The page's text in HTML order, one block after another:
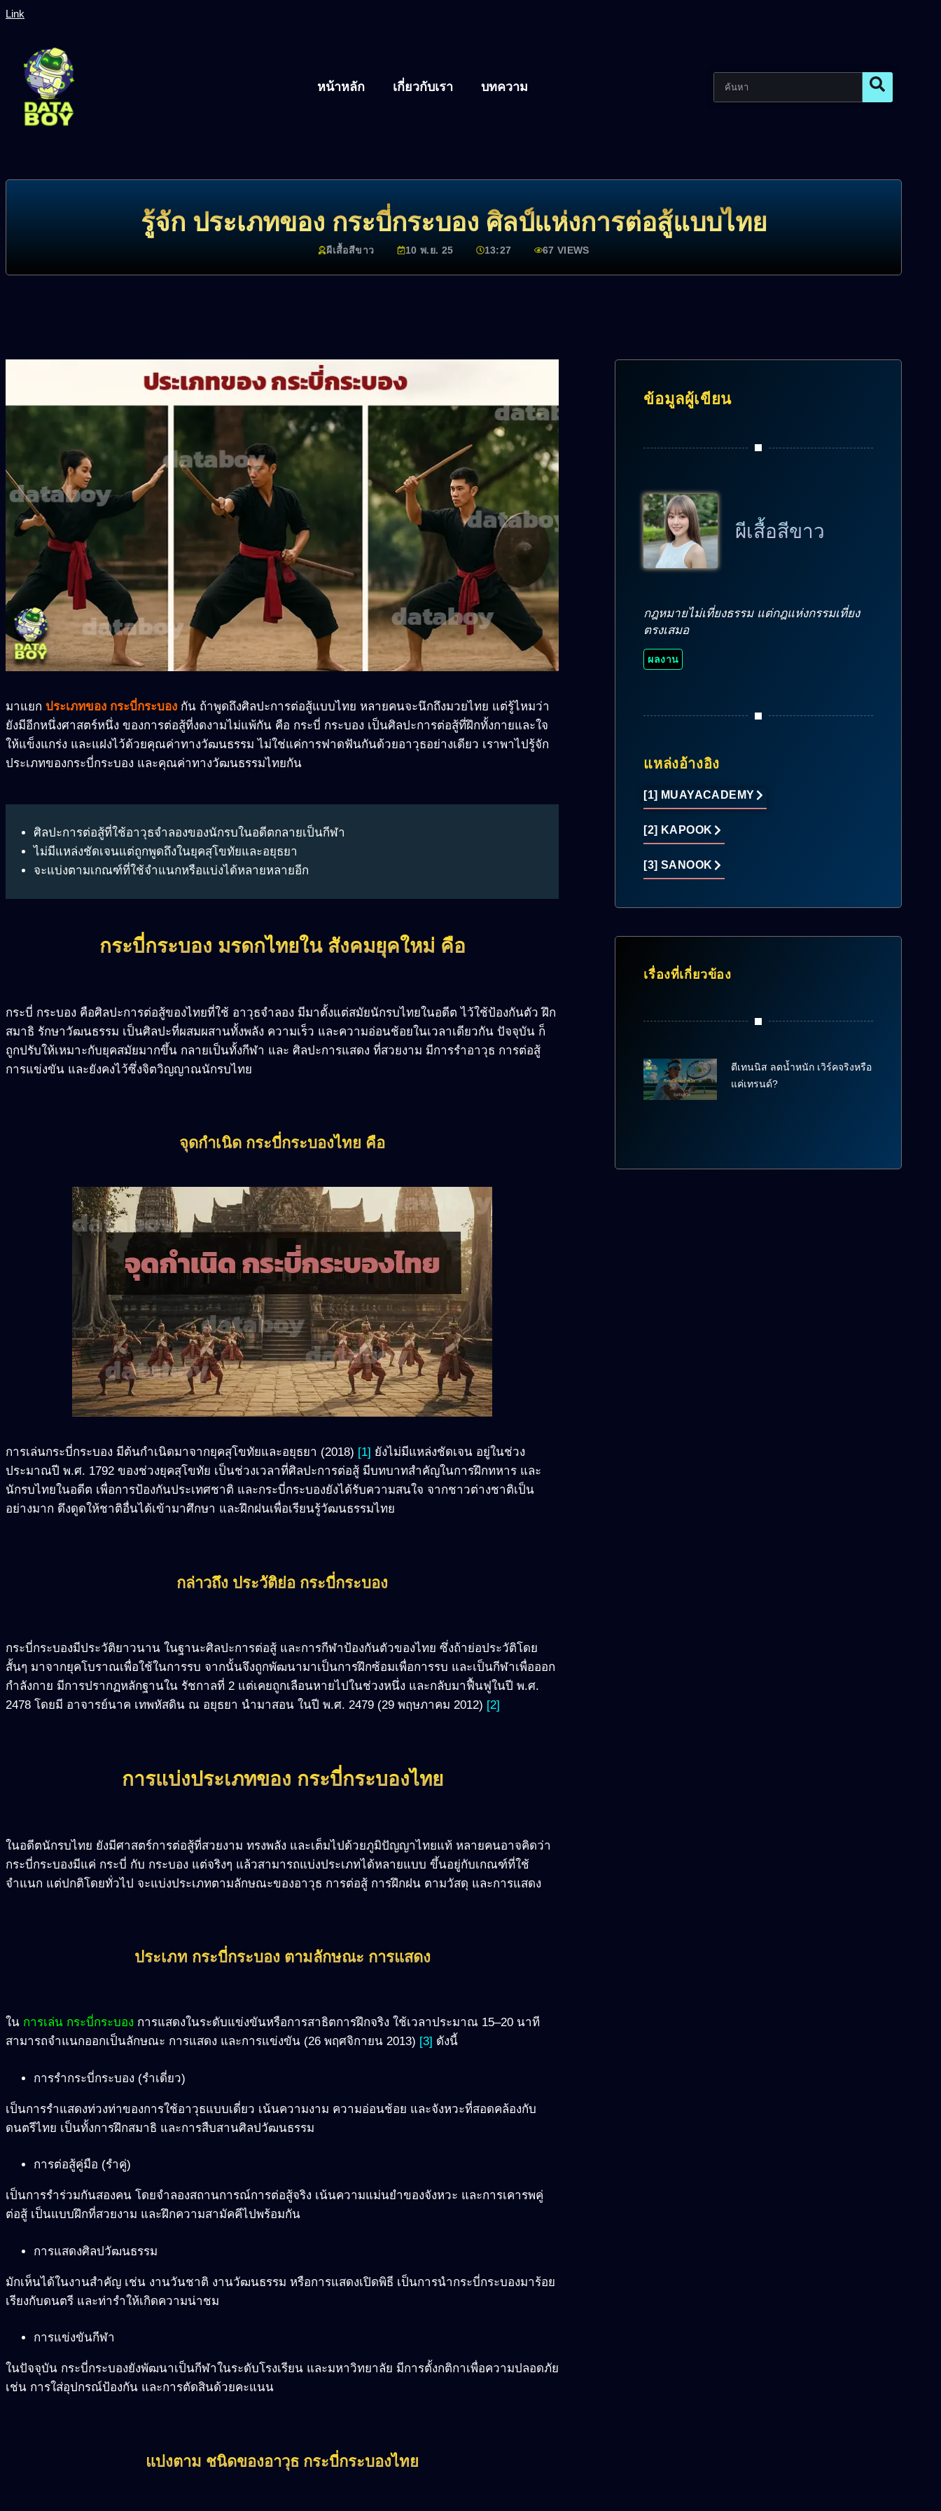
Link
หน้าหลัก เกี่ยวกับเรา บทความ
รู้จัก ประเภทของ กระบี่กระบอง ศิลป์แห่งการต่อสู้แบบไทย
ผีเสื้อสีขาว 10 พ.ย. 25 13:27 67 VIEWS
มาแยก ประเภทของ กระบี่กระบอง กัน ถ้าพูดถึงศิลปะการต่อสู้แบบไทย หลายคนจะนึกถึงมวยไทย แต่รู้ไหมว่า
ยังมีอีกหนึ่งศาสตร์หนึ่ง ของการต่อสู้ที่งดงามไม่แพ้กัน คือ กระบี่ กระบอง เป็นศิลปะการต่อสู้ที่ฝึกทั้งกายและใจ
ให้แข็งแกร่ง และแฝงไว้ด้วยคุณค่าทางวัฒนธรรม ไม่ใช่แค่การฟาดฟันกันด้วยอาวุธอย่างเดียว เราพาไปรู้จัก
ประเภทของกระบี่กระบอง และคุณค่าทางวัฒนธรรมไทยกัน
ศิลปะการต่อสู้ที่ใช้อาวุธจำลองของนักรบในอดีตกลายเป็นกีฬา
ไม่มีแหล่งชัดเจนแต่ถูกพูดถึงในยุคสุโขทัยและอยุธยา
จะแบ่งตามเกณฑ์ที่ใช้จำแนกหรือแบ่งได้หลายหลายอีก
กระบี่กระบอง มรดกไทยใน สังคมยุคใหม่ คือ
กระบี่ กระบอง คือศิลปะการต่อสู้ของไทยที่ใช้ อาวุธจำลอง มีมาตั้งแต่สมัยนักรบไทยในอดีต ไว้ใช้ป้องกันตัว ฝึก
สมาธิ รักษาวัฒนธรรม เป็นศิลปะที่ผสมผสานทั้งพลัง ความเร็ว และความอ่อนช้อยในเวลาเดียวกัน ปัจจุบัน ก็
ถูกปรับให้เหมาะกับยุคสมัยมากขึ้น กลายเป็นทั้งกีฬา และ ศิลปะการแสดง ที่สวยงาม มีการรำอาวุธ การต่อสู้
การแข่งขัน และยังคงไว้ซึ่งจิตวิญญาณนักรบไทย
จุดกำเนิด กระบี่กระบองไทย คือ
การเล่นกระบี่กระบอง มีต้นกำเนิดมาจากยุคสุโขทัยและอยุธยา (2018) [1] ยังไม่มีแหล่งชัดเจน อยู่ในช่วง
ประมาณปี พ.ศ. 1792 ของช่วงยุคสุโขทัย เป็นช่วงเวลาที่ศิลปะการต่อสู้ มีบทบาทสำคัญในการฝึกทหาร และ
นักรบไทยในอดีต เพื่อการป้องกันประเทศชาติ และกระบี่กระบองยังได้รับความสนใจ จากชาวต่างชาติเป็น
อย่างมาก ดึงดูดให้ชาติอื่นได้เข้ามาศึกษา และฝึกฝนเพื่อเรียนรู้วัฒนธรรมไทย
กล่าวถึง ประวัติย่อ กระบี่กระบอง
กระบี่กระบองมีประวัติยาวนาน ในฐานะศิลปะการต่อสู้ และการกีฬาป้องกันตัวของไทย ซึ่งถ้าย่อประวัติโดย
สั้นๆ มาจากยุคโบราณเพื่อใช้ในการรบ จากนั้นจึงถูกพัฒนามาเป็นการฝึกซ้อมเพื่อการรบ และเป็นกีฬาเพื่อออก
กำลังกาย มีการปรากฏหลักฐานใน รัชกาลที่ 2 แต่เคยถูกเลือนหายไปในช่วงหนึ่ง และกลับมาฟื้นฟูในปี พ.ศ.
2478 โดยมี อาจารย์นาค เทพหัสดิน ณ อยุธยา นำมาสอน ในปี พ.ศ. 2479 (29 พฤษภาคม 2012) [2]
การแบ่งประเภทของ กระบี่กระบองไทย
ในอดีตนักรบไทย ยังมีศาสตร์การต่อสู้ที่สวยงาม ทรงพลัง และเต็มไปด้วยภูมิปัญญาไทยแท้ หลายคนอาจคิดว่า
กระบี่กระบองมีแค่ กระบี่ กับ กระบอง แต่จริงๆ แล้วสามารถแบ่งประเภทได้หลายแบบ ขึ้นอยู่กับเกณฑ์ที่ใช้
จำแนก แต่ปกติโดยทั่วไป จะแบ่งประเภทตามลักษณะของอาวุธ การต่อสู้ การฝึกฝน ตามวัสดุ และการแสดง
ประเภท กระบี่กระบอง ตามลักษณะ การแสดง
ใน การเล่น กระบี่กระบอง การแสดงในระดับแข่งขันหรือการสาธิตการฝึกจริง ใช้เวลาประมาณ 15–20 นาที
สามารถจำแนกออกเป็นลักษณะ การแสดง และการแข่งขัน (26 พฤศจิกายน 2013) [3] ดังนี้
การรำกระบี่กระบอง (รำเดี่ยว)
เป็นการรำแสดงท่วงท่าของการใช้อาวุธแบบเดี่ยว เน้นความงาม ความอ่อนช้อย และจังหวะที่สอดคล้องกับ
ดนตรีไทย เป็นทั้งการฝึกสมาธิ และการสืบสานศิลปวัฒนธรรม
การต่อสู้คู่มือ (รำคู่)
เป็นการรำร่วมกันสองคน โดยจำลองสถานการณ์การต่อสู้จริง เน้นความแม่นยำของจังหวะ และการเคารพคู่
ต่อสู้ เป็นแบบฝึกที่สวยงาม และฝึกความสามัคคีไปพร้อมกัน
การแสดงศิลปวัฒนธรรม
มักเห็นได้ในงานสำคัญ เช่น งานวันชาติ งานวัฒนธรรม หรือการแสดงเปิดพิธี เป็นการนำกระบี่กระบองมาร้อย
เรียงกับดนตรี และท่ารำให้เกิดความน่าชม
การแข่งขันกีฬา
ในปัจจุบัน กระบี่กระบองยังพัฒนาเป็นกีฬาในระดับโรงเรียน และมหาวิทยาลัย มีการตั้งกติกาเพื่อความปลอดภัย
เช่น การใส่อุปกรณ์ป้องกัน และการตัดสินด้วยคะแนน
แบ่งตาม ชนิดของอาวุธ กระบี่กระบองไทย
ข้อมูลผู้เขียน
ผีเสื้อสีขาว
กฎหมายไม่เที่ยงธรรม แต่กฎแห่งกรรมเที่ยง
ตรงเสมอ
ผลงาน
แหล่งอ้างอิง
[1] MUAYACADEMY
[2] KAPOOK
[3] SANOOK
เรื่องที่เกี่ยวข้อง
ตีเทนนิส ลดน้ำหนัก เวิร์คจริงหรือ
แค่เทรนด์?